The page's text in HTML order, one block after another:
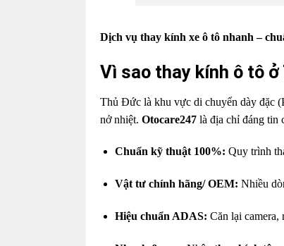
Dịch vụ thay kính xe ô tô nhanh –
Vì sao thay kính ô tô
Thủ Đức là khu vực di chuyển dày đặc
nở nhiệt. Otocare247 là địa chỉ đáng tin
Chuẩn kỹ thuật 100%: Quy trình
Vật tư chính hãng/ OEM: Nhiều
Hiệu chuẩn ADAS: Căn lại camera,